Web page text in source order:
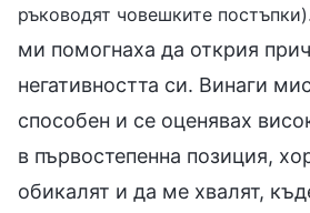
ръководят човешките постъпки)
ми помогнаха да открия
негативността си. Винаги
способен и се оценявах
в първостепенна позиция,
обикалят и да ме хвалят,